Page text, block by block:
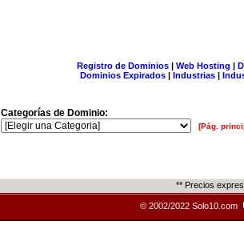
Registro de Dominios| Web Hosting |
Dominios Expirados | Industrias |
Categorías de Dominio:
[Pág.
** Precios
© 2002/2022 Solo10.com